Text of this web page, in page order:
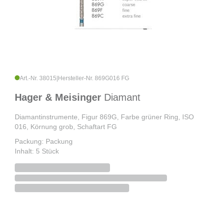
Art.-Nr. 38015 Hersteller-Nr. 869G016 FG
Hager & Meisinger Diamant
Diamantinstrumente, Figur 869G, Farbe grüner Ring, ISO
016, Körnung grob, Schaftart FG
Packung: Packung
Inhalt: 5 Stück